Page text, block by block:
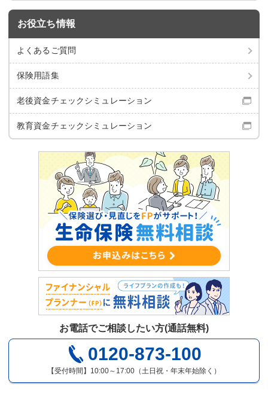
お役立ち情報
よくあるご質問
保険用語集
老後資金チェックシミュレーション
教育資金チェックシミュレーション
お電話でご相談したい方(通話無料)
0120-873-100
【受付時間】10:00～17:00（土日祝・年末年始除く）